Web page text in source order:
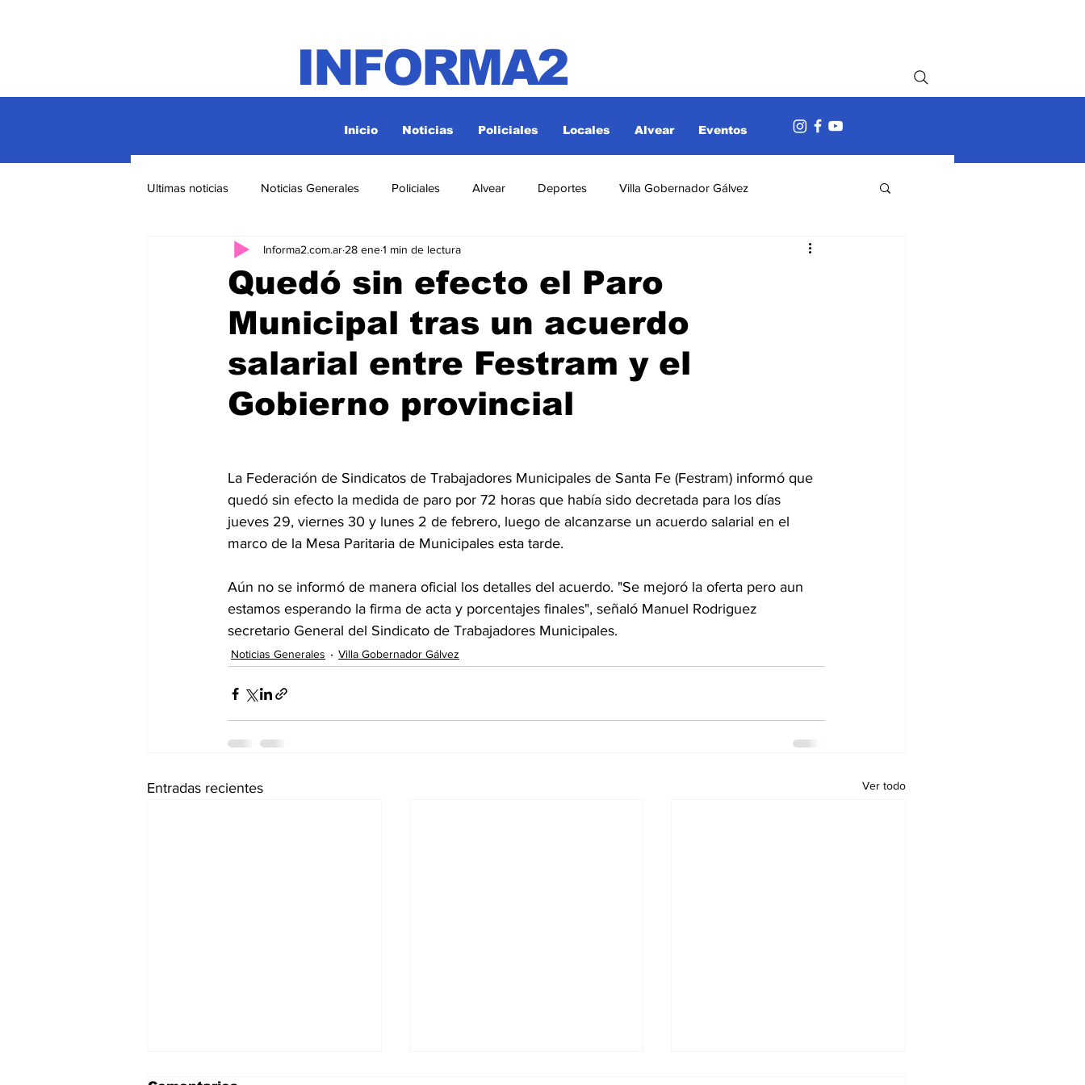
INFORMA2
Inicio Noticias Policiales Locales Alvear Eventos
Ultimas noticias Noticias Generales Policiales Alvear Deportes Villa Gobernador Gálvez
Quedó sin efecto el Paro
Municipal tras un acuerdo
salarial entre Festram y el
Gobierno provincial
Informa2.com.ar 28 ene1 min de lectura
La Federación de Sindicatos de Trabajadores Municipales de Santa Fe (Festram) informó que
quedó sin efecto la medida de paro por 72 horas que había sido decretada para los días
jueves 29, viernes 30 y lunes 2 de febrero, luego de alcanzarse un acuerdo salarial en el
marco de la Mesa Paritaria de Municipales esta tarde.
Aún no se informó de manera oficial los detalles del acuerdo. "Se mejoró la oferta pero aun
estamos esperando la firma de acta y porcentajes finales", señaló Manuel Rodriguez
secretario General del Sindicato de Trabajadores Municipales.
Noticias Generales Villa Gobernador Gálvez
Entradas recientes Ver todo